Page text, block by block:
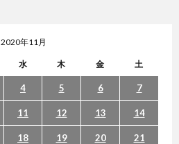
2020年11月
水 木 金 土
4 5 6 7
11 12 13 14
18 19 20 21